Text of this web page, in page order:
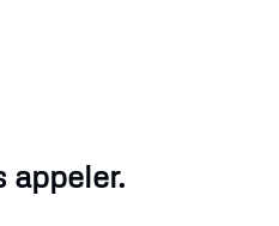
appeler.